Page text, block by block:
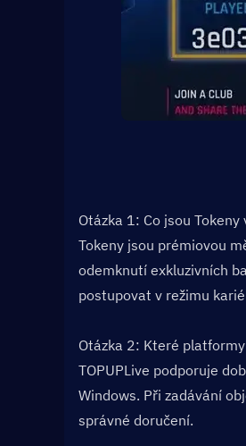
Otázka 1: Co jsou
Tokeny jsou prémiovou
odemknutí exkluzivních
postupovat v režimu
Otázka 2: Které
TOPUPLive podporuje
Windows. Při zadávání
správné doručení.